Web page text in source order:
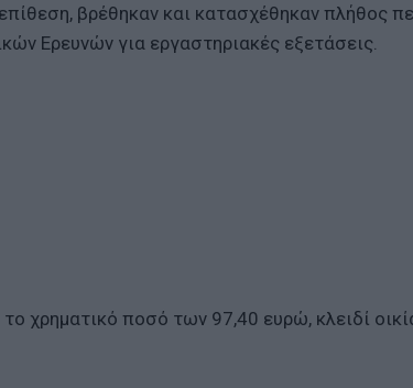
βρέθηκαν και κατασχέθηκαν πλήθος
Ερευνών για εργαστηριακές εξετάσεις.
χρηματικό ποσό των 97,40 ευρώ, κλειδί